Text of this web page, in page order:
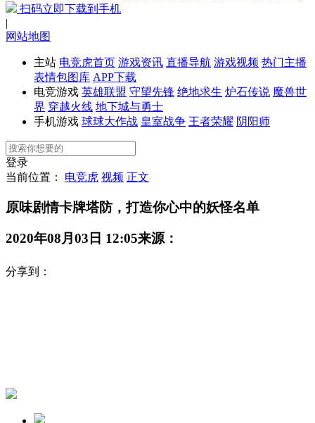
扫码立即下载到手机
|
网站地图
主站 电竞虎首页 游戏资讯 直播导航 游戏视频 热门主播
表情包图库 APP下载
电竞游戏 英雄联盟 守望先锋 绝地求生 炉石传说 魔兽世
界 穿越火线 地下城与勇士
手机游戏 球球大作战 皇室战争 王者荣耀 阴阳师
登录
当前位置： 电竞虎 视频 正文
原味剧情卡牌塔防，打造你心中的妖怪名单
2020年08月03日 12:05来源：
分享到：